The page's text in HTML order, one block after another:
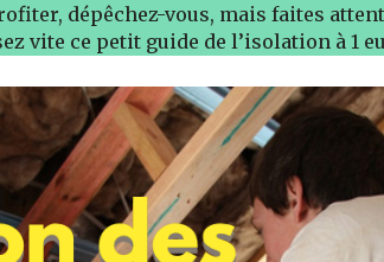
dépêchez-vous, mais faites
vite ce petit guide de l’isolation à 1